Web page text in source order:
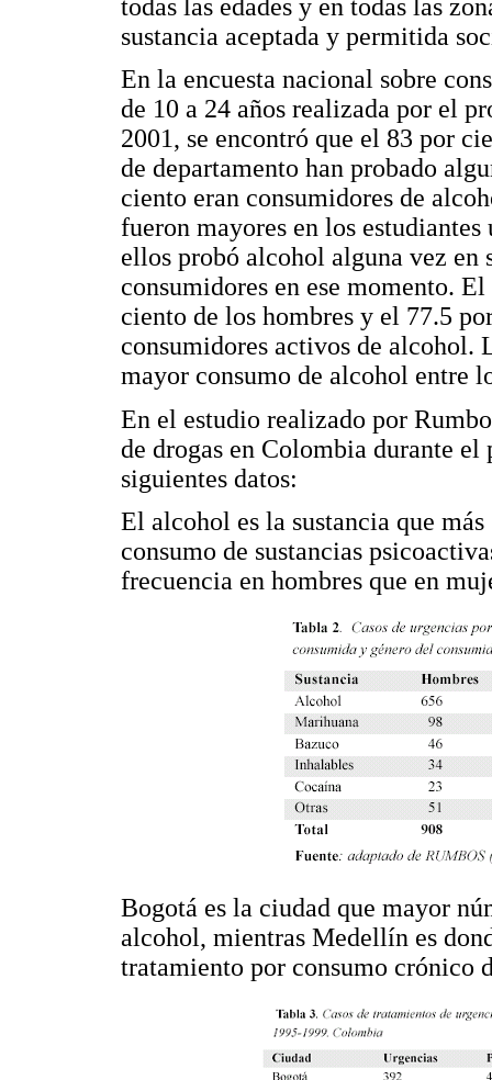
todas las edades y en todas las
sustancia aceptada y permitida
En la encuesta nacional sobre
de 10 a 24 años realizada por el
2001, se encontró que el 83 por
de departamento han probado
ciento eran consumidores de
fueron mayores en los
ellos probó alcohol alguna vez
consumidores en ese momento.
ciento de los hombres y el 77.5
consumidores activos de alcohol.
mayor consumo de alcohol entre
En el estudio realizado por
de drogas en Colombia durante el
siguientes datos:
El alcohol es la sustancia que
consumo de sustancias
frecuencia en hombres que en
Bogotá es la ciudad que mayor
alcohol, mientras Medellín es
tratamiento por consumo crónico